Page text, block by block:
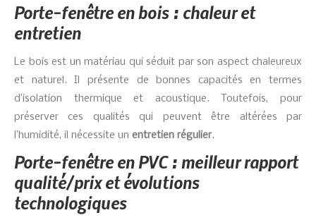
Porte-fenêtre en bois : chaleur et
entretien
Le bois est un matériau qui séduit par son aspect chaleureux
et naturel. Il présente de bonnes capacités en termes
d’isolation thermique et acoustique. Toutefois, pour
préserver ces qualités qui peuvent être altérées par
l’humidité, il nécessite un entretien régulier.
Porte-fenêtre en PVC : meilleur rapport
qualité/prix et évolutions
technologiques